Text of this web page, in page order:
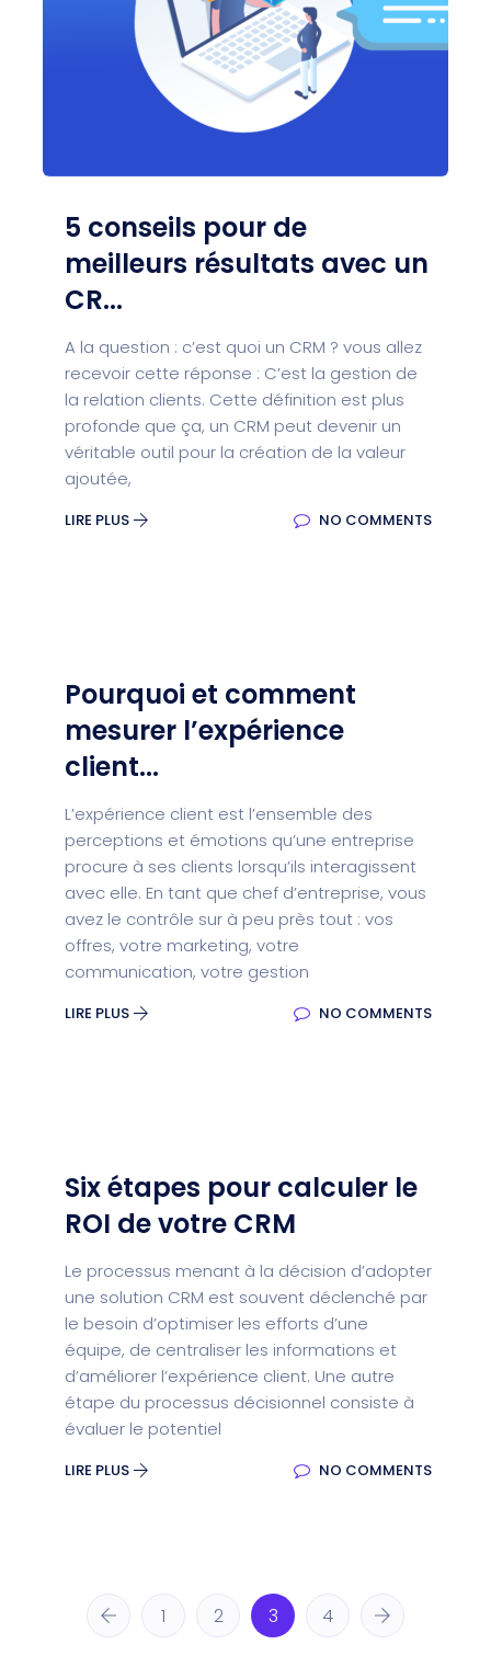
5 conseils pour de
meilleurs résultats avec un
CR...
A la question : c’est quoi un CRM ? vous allez
recevoir cette réponse : C’est la gestion de
la relation clients. Cette définition est plus
profonde que ça, un CRM peut devenir un
véritable outil pour la création de la valeur
ajoutée,
LIRE PLUS NO COMMENTS
Pourquoi et comment
mesurer l’expérience
client...
L’expérience client est l’ensemble des
perceptions et émotions qu’une entreprise
procure à ses clients lorsqu’ils interagissent
avec elle. En tant que chef d’entreprise, vous
avez le contrôle sur à peu près tout : vos
offres, votre marketing, votre
communication, votre gestion
LIRE PLUS NO COMMENTS
Six étapes pour calculer le
ROI de votre CRM
Le processus menant à la décision d’adopter
une solution CRM est souvent déclenché par
le besoin d’optimiser les efforts d’une
équipe, de centraliser les informations et
d’améliorer l’expérience client. Une autre
étape du processus décisionnel consiste à
évaluer le potentiel
LIRE PLUS NO COMMENTS
1 2 3 4